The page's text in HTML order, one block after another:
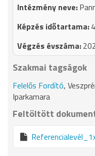
Szakmai tagságok
Felelős Fordító,
Iparkamara
Feltöltött